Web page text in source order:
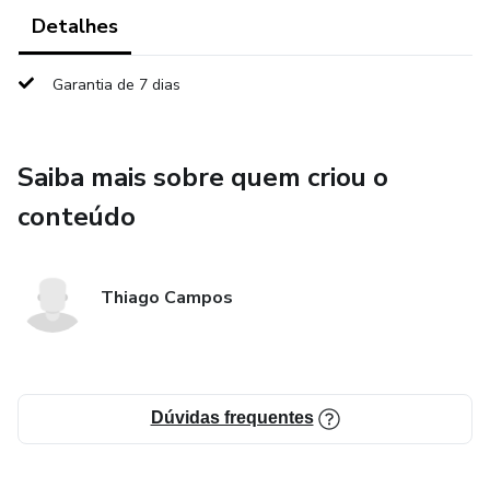
Detalhes
Garantia de 7 dias
Saiba mais sobre quem criou o
conteúdo
Thiago Campos
Dúvidas frequentes